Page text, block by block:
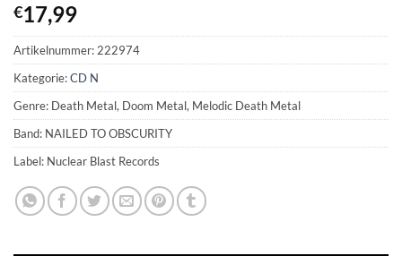
€17,99
Artikelnummer:222974
Kategorie:CD N
Genre: Death Metal, Doom Metal, Melodic Death Metal
Band: NAILED TO OBSCURITY
Label: Nuclear Blast Records